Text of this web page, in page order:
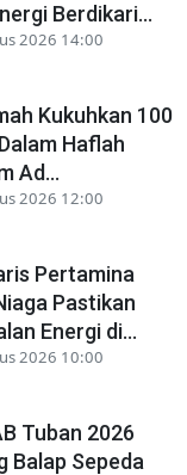
Berdikari...
2026 14:00
Kukuhkan 100
Haflah
Ad...
2026 12:00
Pertamina
Pastikan
Energi di...
2026 10:00
Tuban 2026
Balap Sepeda